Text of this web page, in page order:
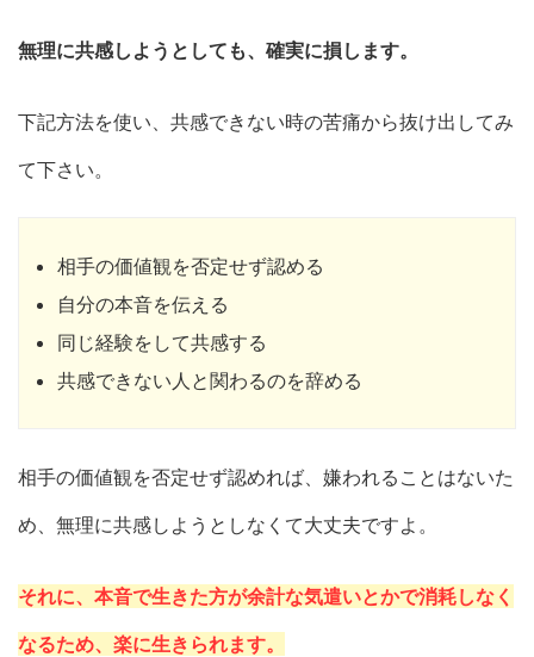
無理に共感しようとしても、確実に損します。
下記方法を使い、共感できない時の苦痛から抜け出してみ
て下さい。
相手の価値観を否定せず認める
自分の本音を伝える
同じ経験をして共感する
共感できない人と関わるのを辞める
相手の価値観を否定せず認めれば、嫌われることはないた
め、無理に共感しようとしなくて大丈夫ですよ。
それに、本音で生きた方が余計な気遣いとかで消耗しなく
なるため、楽に生きられます。